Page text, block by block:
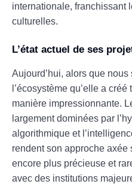
internationale, franchissant
culturelles.
L’état actuel de ses
Aujourd’hui, alors que nous
l’écosystème qu’elle a
manière impressionnante.
largement dominées par
algorithmique et
rendent son approche axée
encore plus précieuse et
avec des institutions